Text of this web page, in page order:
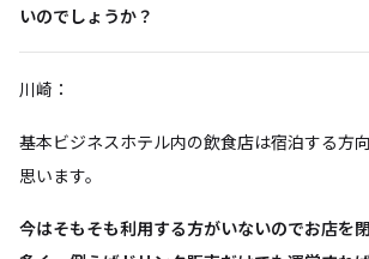
いのでしょうか？
川崎：
基本ビジネスホテル内の飲食店は宿泊する方
思います。
今はそもそも利用する方がいないのでお店を